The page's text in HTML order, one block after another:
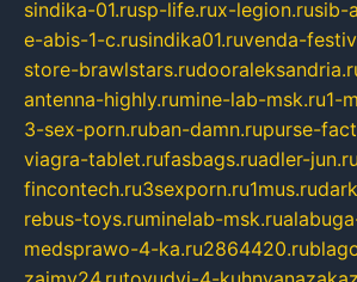
sindika-01.rusp-life.rux-legion.rusib-
e-abis-1-c.rusindika01.ruvenda-
store-brawlstars.ru
antenna-highly.rumine-lab-msk.ru1-
3-sex-porn.ruban-damn.rupurse-
viagra-tablet.rufasbags.ruadler-jun.ru
fincontech.ru3sexporn.ru1mus.ru
rebus-toys.ruminelab-msk.ru
medsprawo-4-ka.ru2864420.ru